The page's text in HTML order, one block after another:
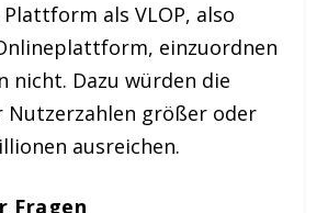
als VLOP, also
einzuordnen
nicht. Dazu würden die
Nutzerzahlen größer oder
ausreichen.
Fragen